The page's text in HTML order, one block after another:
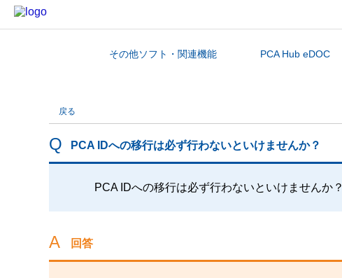
カテゴリから探すその他ソフト・関連機能 PCA Hub eDOC
戻る
PCA IDへの移行は必ず行わないといけませんか？
PCA IDへの移行は必ず行わないといけませんか？
回答